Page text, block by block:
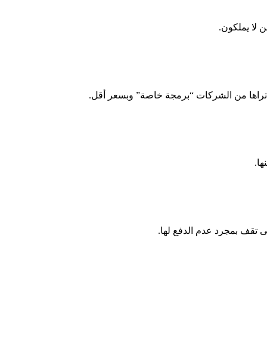
تراها من الشركات “برمجة خاصة” وبسعر أقل.
تقف بمجرد عدم الدفع لها.